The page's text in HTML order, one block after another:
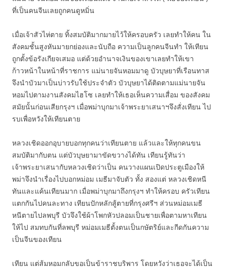
ที่เป็นคนจีนเลยถูกคนดูหมิ่น
เมื่อเจ้าสัวไห่ตาย ทิ้งสมบัติมากมายไว้ให้ครอบครัว เลยทำให้คน ใน
สังคมชั้นสูงหันมายกย่องและนับถือ ความเป็นลูกคนจีนทำ ให้เทียน
ถูกตั้งข้อรังเกียจเสมอ แต่ด้วยอำนาจเงินของเขาเลยทำให้เขา
ก้าวหน้าในหน้าที่ราชการ แม่นายจันหอมมาดู บัวบุษยาที่เรือนทาส
จึงนำบัวมาเป็นบ่าวรับใช้ประจำตัว บัวบุษยาได้ติดตามแม่นายจัน
หอมไปตามงานสังคมไฮโซ เลยทำให้เธอเห็นความเสื่อม ของสังคม
สมัยนั้นก่อนเสียกรุงฯ เมื่อพม่าบุกมาเจ้าพระยาเสนาฯจึงสั่งเทียน ไป
รบเพื่อหวังให้เทียนตาย
หลวงเชิดออกอุบายบอกทุกคนว่าเทียนตาย แล้วและให้ทุกคนขน
สมบัติมากับตน แต่บัวบุษยามาขัดขวางได้ทัน เทียนรู้ทันว่า
เจ้าพระยาเสนากับหลวงเชิดว่าเป็น คนวางแผนเปิดประตูเมืองให้
พม่าจึงนำเรื่องไปบอกหม่อม เมธีมาจับตัว ทั้ง สองแต่ หลวงเชิดหนี
ทันและแค้นเทียนมาก เมื่อพม่าบุกมาถึงกรุงฯ ทำให้ครอบ ครัวเทียน
แตกกันไปคนละทาง เทียนปักหลักสู้ตายที่กรุงศรีฯ ส่วนหม่อมเมธี
หนีตายไปลพบุรี บัวจึงใช้ผ้าโพกหัวปลอมเป็นชายเพื่อตามหาเทียน
ให้ไป สมทบกันที่ลพบุรี หม่อมเมธีตั้งตนเป็นกษัตริย์และกีดกันความ
เป็นจีนของเทียน
เทียน แต่ส้มหอมกลับขอเป็นข้าราชบริพาร โดยหวังว่าเธอจะได้เป็น